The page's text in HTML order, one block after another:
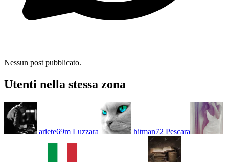
Nessun post pubblicato.
Utenti nella stessa zona
ariete69m Luzzara hitman72 Pescara